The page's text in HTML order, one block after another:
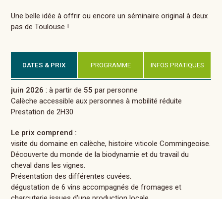
Une belle idée à offrir ou encore un séminaire original à deux
pas de Toulouse !
DATES & PRIX PROGRAMME INFOS PRATIQUES
juin 2026 : à partir de55 par personne
Calèche accessible aux personnes à mobilité réduite
Prestation de 2H30
Le prix comprend :
visite du domaine en calèche, histoire viticole Commingeoise.
Découverte du monde de la biodynamie et du travail du
cheval dans les vignes.
Présentation des différentes cuvées.
dégustation de 6 vins accompagnés de fromages et